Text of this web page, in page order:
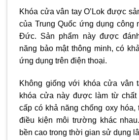
Khóa cửa vân tay O’Lok được
của Trung Quốc ứng dụng công
Đức. Sản phẩm này được
năng bảo mật thông minh, có
ứng dụng trên điện thoại.
Không giống với khóa cửa vân
khóa cửa này được làm từ
cấp có khả năng chống oxy hóa,
điều kiện môi trường khác
bền cao trong thời gian sử dụng